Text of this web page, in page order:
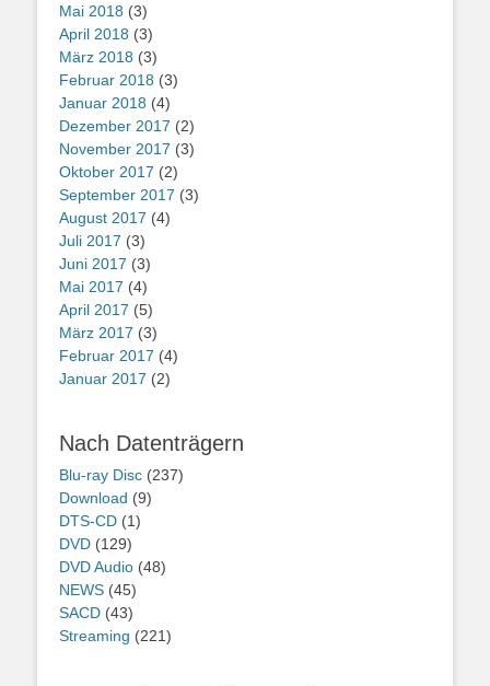
Mai 2018 (3)
April 2018 (3)
März 2018 (3)
Februar 2018 (3)
Januar 2018 (4)
Dezember 2017 (2)
November 2017 (3)
Oktober 2017 (2)
September 2017 (3)
August 2017 (4)
Juli 2017 (3)
Juni 2017 (3)
Mai 2017 (4)
April 2017 (5)
März 2017 (3)
Februar 2017 (4)
Januar 2017 (2)
Nach Datenträgern
Blu-ray Disc (237)
Download (9)
DTS-CD (1)
DVD (129)
DVD Audio (48)
NEWS (45)
SACD (43)
Streaming (221)